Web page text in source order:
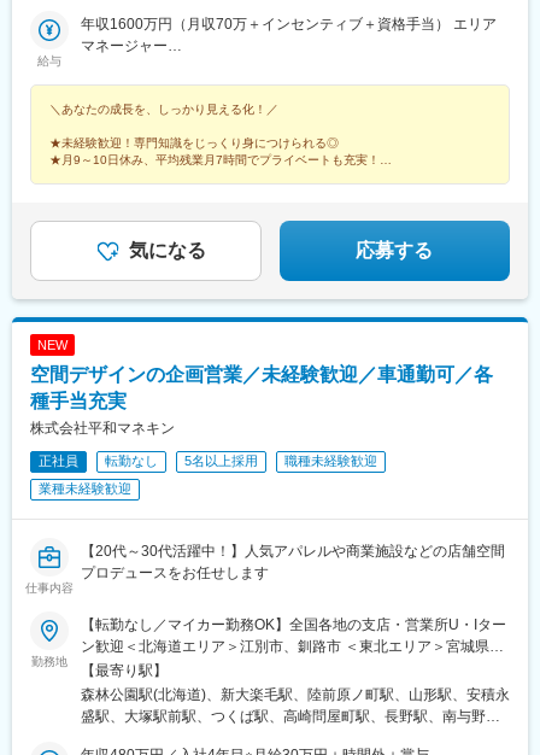
駅、九品仏駅、高松駅(東京都)、台場駅、汐留駅、新宿御苑前駅、
新宿西口駅、岩本町駅、東京駅、新秋津駅、程久保駅、春日駅(東
寿川駅、神戸駅(兵庫県)、赤嶺駅、名鉄名古屋駅、矢場町駅、西川
緑道公園駅、九条駅(京都府)、熊本城・市役所前駅、二本木口駅、
追分駅(三重県)、都通駅、高島町駅、高津駅(神奈川県)、日吉町
駅、第一通り駅、京成津田沼駅、栄町駅(千葉県)、東海神駅、井野
駅、上野御徒町駅、奥沢駅、泉体育館駅、東京国際クルーズター
ミナル駅、内幸町駅、西武新宿駅、淡路町駅、二重橋前駅、水道
橋駅、立川南駅、天神南駅、旦過駅、三宮駅(神戸新交通)、西元町
んばCITY店 他大阪府内15店舗＼エリアマネージャーが語る各エ
リアの魅力／★20代の若いスタッフが中心で、年齢が近いため和
流が盛んです！ （関東エリア）＜募集店舗一覧＞■東北秋田、福
島■関東東京、神奈川、千葉、埼玉、茨城、栃木■中部静岡、愛
四国岡山、島根■九州福岡、宮崎、長崎、佐賀、熊本、大分、鹿児
中駅、上前津駅、ひたち野うしく駅、水戸駅、東海駅、岡山駅、
球場前駅(岡山県)、新加納駅、美濃青柳駅、土岐市駅、モレラ岐阜
馬総社駅、佐賀駅、虹ノ松原駅、浦和駅、さいたま新都心駅、大
宮駅(埼玉県)、浦和美園駅、南浦和駅、藤の牛島駅、小手指駅、所
沢駅、志木駅、ふかや花園駅、西川口駅、越谷レイクタウン駅、
北戸田駅、戸田公園駅、新三郷駅、朝霞駅、武蔵藤沢駅、鶴瀬
鹿児島中央駅前駅、羽後本荘駅、亀田駅、伊勢原駅、新綱島駅、
横浜駅、たまプラーザ駅、ゆめが丘駅、京急鶴見駅、鴨居駅、海
老名駅(相鉄・小田急)、大船駅、平塚駅、汐入駅、みなとみらい
酒々井駅、新津田沼駅、成田駅、京成千葉駅、稲毛海岸駅、幕張
豊砂駅、南船橋駅、船橋駅、柏の葉キャンパス駅、逆井駅、南柏
駅、新浦安駅、地区センター駅、ちはら台駅、木更津駅、宇野辺
駅、りんくうタウン駅、なんば駅(南海線)、長原駅(大阪府)、高槻
駅、忍ケ丘駅、大日駅、河内天美駅、大阪難波駅、近鉄日本橋
駅、大阪梅田駅(阪急線)、大阪駅、近鉄八尾駅、和泉中央駅、滝尾
駅、大分駅、長崎駅(長崎県)、大塔駅、大村駅(長崎県)、出雲市
駅、明治神宮前駅、渋谷駅、飯田橋駅、有楽町駅、京成上野駅、
大森海岸駅、銀座一丁目駅、市場前駅、玉川上水駅、武蔵小山
砂町駅、東京テレポート駅、新橋駅、新宿三丁目駅、新宿駅(東京
メトロ)、秋葉原駅、大手町駅(東京都)、秋津駅、高幡不動駅、豊
田駅、吉祥寺駅、後楽園駅、池袋駅、錦糸町駅、立川北駅、北千
住駅、佐野市駅、氏家駅、宇都宮大学陽東キャンパス駅、江曽島
駅、石動駅、西鉄久留米駅、大保駅、天拝山駅、東中間駅、唐人
町駅、西鉄福岡駅、竹下駅、福間駅、折尾駅、スペースワールド
駅、大牟田駅、大橋駅(福岡県)、博多駅、戸畑駅、小倉駅(福岡
給与
年収1600万円（月収70万＋インセンティブ＋資格手当） エリア
マネージャー
社歴5年
＼あなたの成長を、しっかり見える化！／
★未経験歓迎！専門知識をじっくり身につけられる◎
★月9～10日休み、平均残業月7時間でプライベートも充実！
気になる 応募する
NEW
空間デザインの企画営業／未経験歓迎／車通勤可／各
種手当充実
株式会社平和マネキン
正社員 転勤なし 5名以上採用
職種未経験歓迎
業種未経験歓迎
仕事内容
【20代～30代活躍中！】人気アパレルや商業施設などの店舗空間
プロデュースをお任せします
勤務地
【転勤なし／マイカー勤務OK】全国各地の支店・営業所U・Iター
ン歓迎＜北海道エリア＞江別市、釧路市 ＜東北エリア＞宮城県仙
台市、山形県山形市、福島県郡山市 ＜関東エリア＞東京都豊島
区、茨城県つくば市、群馬県高崎市、長野県長野市、埼玉県さい
たま市、千葉県千葉市、東京都八王子市、神奈川県横浜市 ＜中部
【最寄り駅】
森林公園駅(北海道)、新大楽毛駅、陸前原ノ町駅、山形駅、安積永
盛駅、大塚駅前駅、つくば駅、高崎問屋町駅、長野駅、南与野